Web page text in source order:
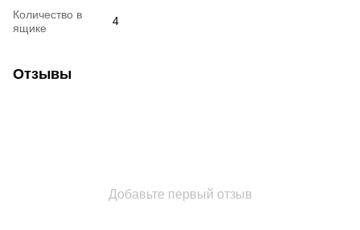
Количество в
ящике
4
Отзывы
Добавьте первый отзыв